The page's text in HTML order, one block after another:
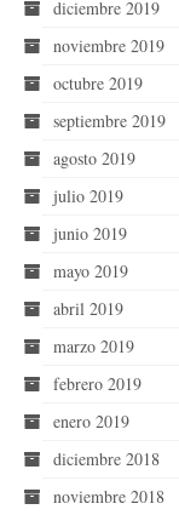
diciembre 2019
noviembre 2019
octubre 2019
septiembre 2019
agosto 2019
julio 2019
junio 2019
mayo 2019
abril 2019
marzo 2019
febrero 2019
enero 2019
diciembre 2018
noviembre 2018